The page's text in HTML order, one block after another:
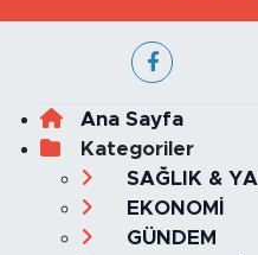
Ana Sayfa
Kategoriler
SAĞLIK &
EKONOMİ
GÜNDEM